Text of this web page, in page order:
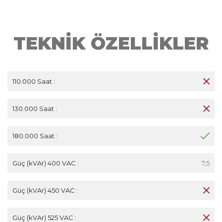
TEKNİK ÖZELLİKLER
110.000 Saat :
130.000 Saat :
180.000 Saat :
Güç (kVAr) 400 VAC : 7,5
Güç (kVAr) 450 VAC :
Güç (kVAr) 525 VAC :